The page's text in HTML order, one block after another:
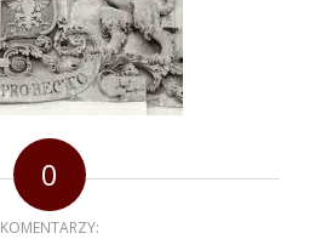
0
KOMENTARZY: